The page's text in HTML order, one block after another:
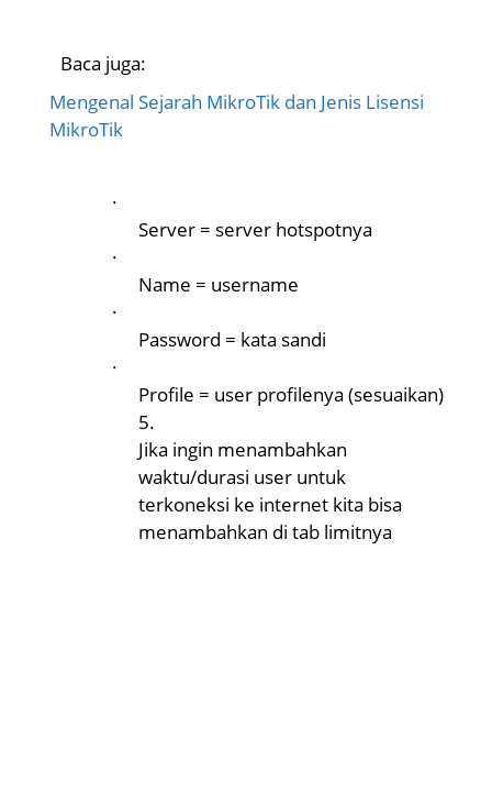
Baca juga:
Mengenal Sejarah MikroTik dan Jenis Lisensi
MikroTik
·
Server = server hotspotnya
·
Name = username
·
Password = kata sandi
·
Profile = user profilenya (sesuaikan)
5.
Jika ingin menambahkan
waktu/durasi user untuk
terkoneksi ke internet kita bisa
menambahkan di tab limitnya